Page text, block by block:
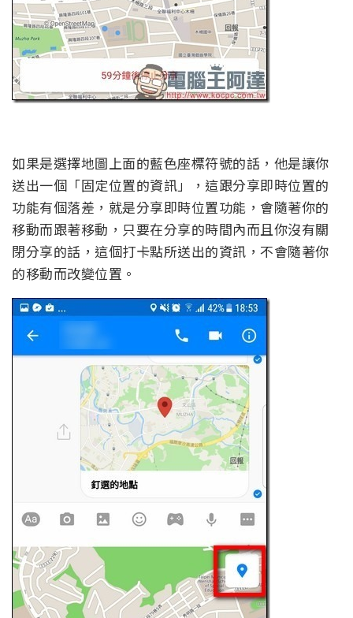
如果是選擇地圖上面的藍色座標符號的話，他是讓你
送出一個「固定位置的資訊」，這跟分享即時位置的
功能有個落差，就是分享即時位置功能，會隨著你的
移動而跟著移動，只要在分享的時間內而且你沒有關
閉分享的話，這個打卡點所送出的資訊，不會隨著你
的移動而改變位置。